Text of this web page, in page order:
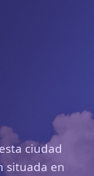
ciudad
situada en